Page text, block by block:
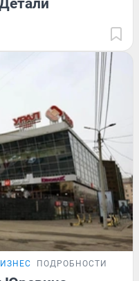
ПОДРОБНОСТИ